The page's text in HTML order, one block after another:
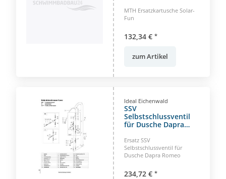
MTH Ersatzkartusche Solar-
Fun
132,34 € *
zum Artikel
Ideal Eichenwald
SSV
Selbstschlussventil
für Dusche Dapra
Ersatz SSV
Selbstschlussventil für
Dusche Dapra Romeo
234,72 € *